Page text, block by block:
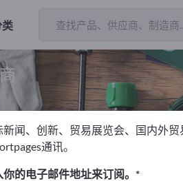
类
器 咖啡机
新闻、创新、贸易展览会、国内外
通讯。
你的电子邮件地址来订阅。